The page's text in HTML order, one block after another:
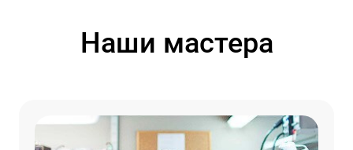
Наши мастера